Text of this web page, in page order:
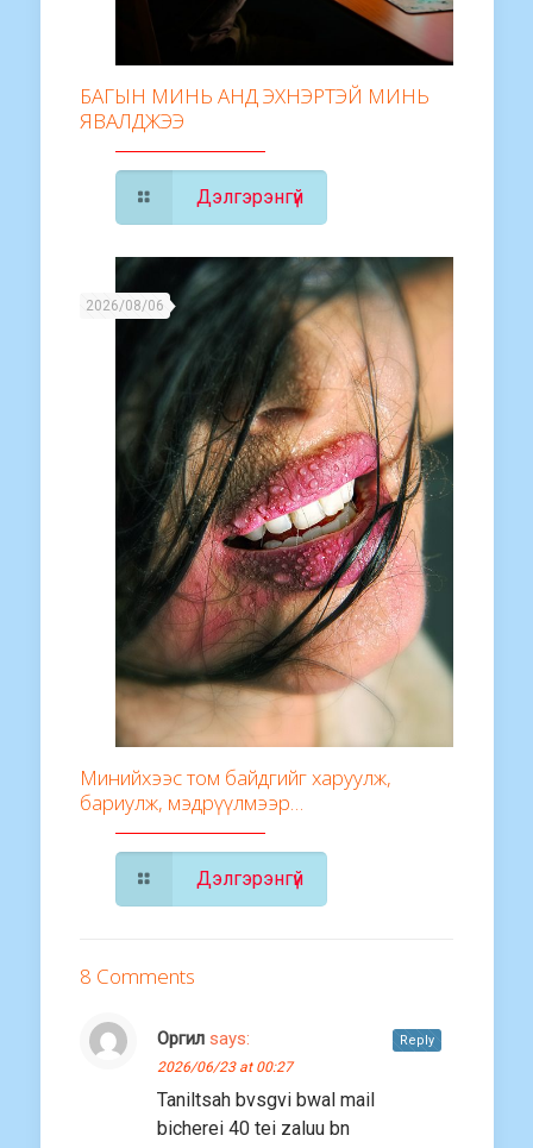
БАГЫН МИНЬ АНД ЭХНЭРТЭЙ МИНЬ
ЯВАЛДЖЭЭ
Дэлгэрэнгүй
2026/08/06
Минийхээс том байдгийг харуулж,
бариулж, мэдрүүлмээр…
Дэлгэрэнгүй
8 Comments
Оргил says:
2026/06/23 at 00:27
Taniltsah bvsgvi bwal mail
bicherei 40 tei zaluu bn
Reply